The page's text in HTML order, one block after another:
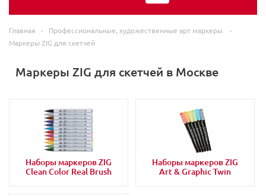
Главная - Профессиональные, художественные арт маркеры
-
Маркеры ZIG для скетчей
Маркеры ZIG для скетчей в Москве
Наборы маркеров ZIG
Clean Color Real Brush
Наборы маркеров ZIG
Art & Graphic Twin